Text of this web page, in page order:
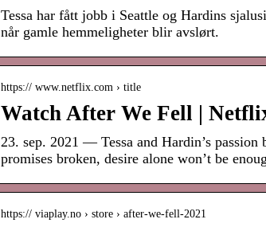
Tessa har fått jobb i Seattle og Hardins
når gamle hemmeligheter blir avslørt.
https:// www.netflix.com › title
Watch After We Fell |
23. sep. 2021 — Tessa and Hardin’s
promises broken, desire alone won’t be
https:// viaplay.no › store › after-we-fell-2021